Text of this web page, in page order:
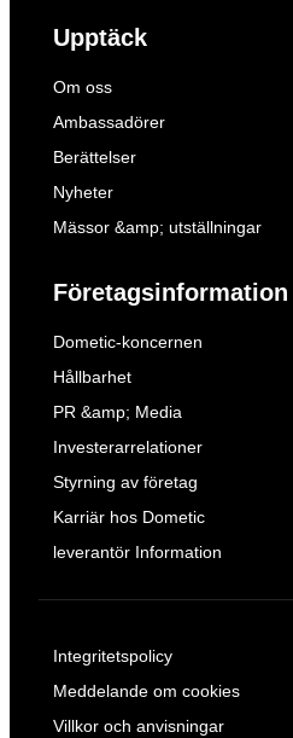
Upptäck
Om oss
Ambassadörer
Berättelser
Nyheter
Mässor &amp; utställningar
Företagsinformation
Dometic-koncernen
Hållbarhet
PR &amp; Media
Investerarrelationer
Styrning av företag
Karriär hos Dometic
leverantör Information
Integritetspolicy
Meddelande om cookies
Villkor och anvisningar